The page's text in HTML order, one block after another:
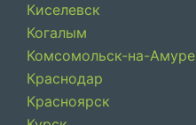
Киселевск
Когалым
Комсомольск-на-Амуре
Краснодар
Красноярск